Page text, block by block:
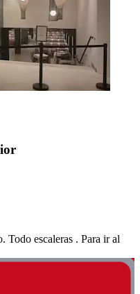
Todo escaleras . Para ir al